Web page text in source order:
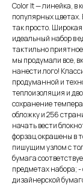
Color It — линейка, в
популярных цветах.
так просто.
идеальный набор в
тактильно
мы продумали все,
нанести лого!
продуманной и
теплоизоляция и
сохранение
обложку и 256
начать вести
форзац окрашены в
пишущим узлом с
бумага
предметах набора;
дизайнерской